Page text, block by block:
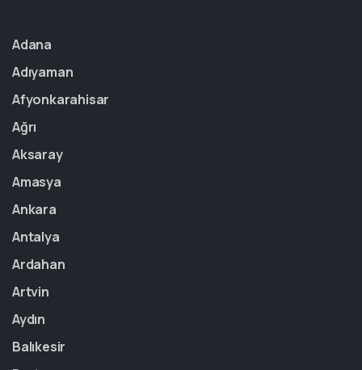
Adana
Adıyaman
Afyonkarahisar
Ağrı
Aksaray
Amasya
Ankara
Antalya
Ardahan
Artvin
Aydın
Balıkesir